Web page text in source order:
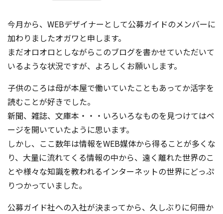
今月から、WEBデザイナーとして公募ガイドのメンバーに
加わりましたオガワと申します。
まだオロオロとしながらこのブログを書かせていただいて
いるような状況ですが、よろしくお願いします。
子供のころは母が本屋で働いていたこともあってか活字を
読むことが好きでした。
新聞、雑誌、文庫本・・・いろいろなものを見つけてはペ
ージを開いていたように思います。
しかし、ここ数年は情報をWEB媒体から得ることが多くな
り、大量に流れてくる情報の中から、遠く離れた世界のこ
とや様々な知識を教われるインターネットの世界にどっぷ
りつかっていました。
公募ガイド社への入社が決まってから、久しぶりに何冊か